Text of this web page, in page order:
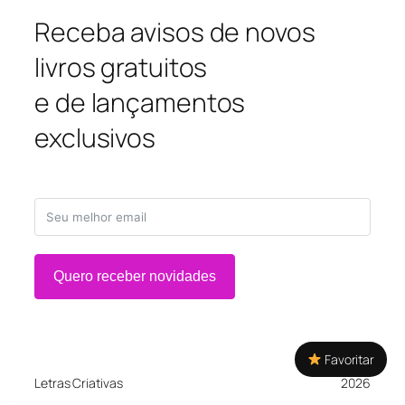
Receba avisos de novos
livros gratuitos
e de lançamentos
exclusivos
Quero receber novidades
Letras Criativas 2026
Favoritar